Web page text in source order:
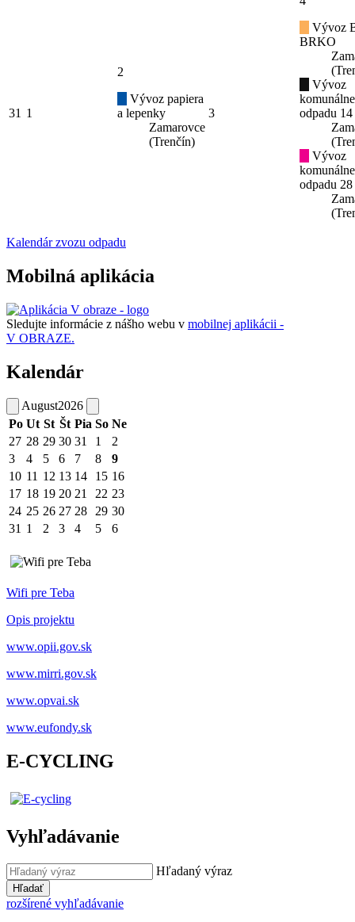
31 1
2
Vývoz papiera
a lepenky
Zamarovce
(Trenčín)
3
Vývoz
BRKO
Vývoz
odpadu
Vývoz
odpadu
Kalendár zvozu odpadu
Mobilná aplikácia
Sledujte informácie z nášho webu v mobilnej aplikácii -
V OBRAZE.
Kalendár
August2026
Po Ut St Št Pia So Ne
27 28 29 30 31 1
2
3
4 5 6 7 8
9
10 11 12 13 14 15 16
17 18 19 20 21 22 23
24 25 26 27 28 29 30
31 1 2 3 4 5 6
Wifi pre Teba
Opis projektu
www.opii.gov.sk
www.mirri.gov.sk
www.opvai.sk
www.eufondy.sk
E-CYCLING
Vyhľadávanie
Hľadaný výraz
Hľadať
rozšírené vyhľadávanie